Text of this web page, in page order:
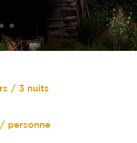
/ 3 nuits
personne